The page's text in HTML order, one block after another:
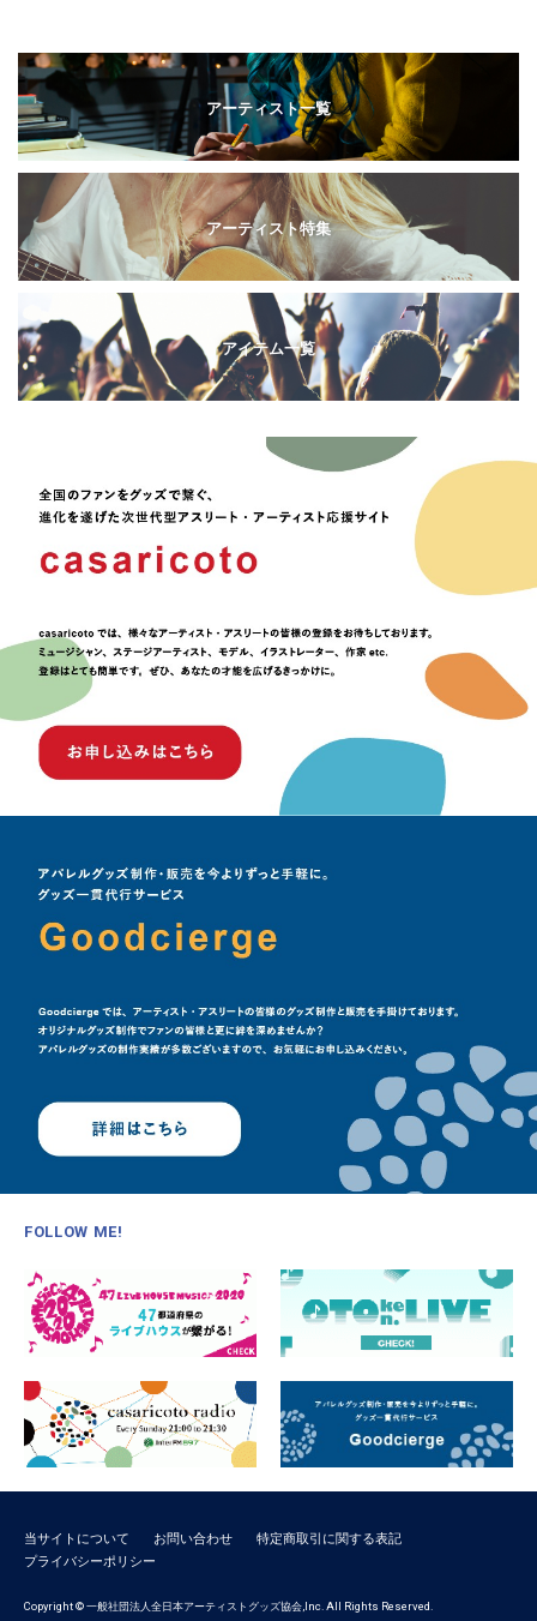
アーティスト一覧
アーティスト特集
アイテム一覧
FOLLOW ME!
当サイトについて お問い合わせ
特定商取引に関する表記
プライバシーポリシー
Copyright © 一般社団法人全日本アーティストグッズ協会,Inc. All Rights Reserved.